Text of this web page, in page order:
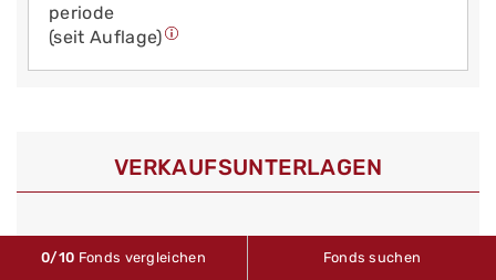
periode
(seit Auflage)
VERKAUFS­UNTERLAGEN
Halbjahresbericht
0/10 Fonds vergleichen Fonds suchen